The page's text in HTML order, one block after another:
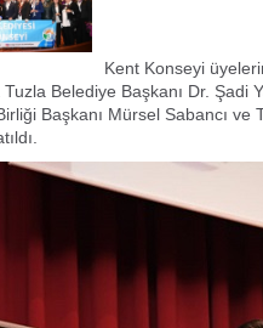
Kent Konseyi
Tuzla Belediye Başkanı Dr. Şadi
Başkanı Mürsel Sabancı